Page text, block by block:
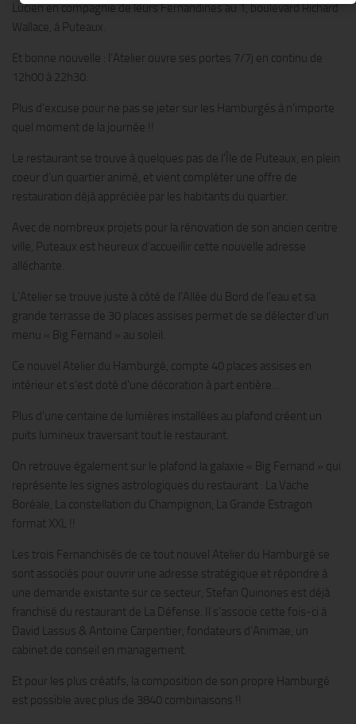
Lucien en compagnie de leurs Fernandines au 1, boulevard Richard
Wallace, à Puteaux.
Et bonne nouvelle : l’Atelier ouvre ses portes 7/7j en continu de
12h00 à 22h30.
Plus d’excuse pour ne pas se jeter sur les Hamburgés à n’importe
quel moment de la journée !!
Le restaurant se trouve à quelques pas de l’Île de Puteaux, en plein
coeur d’un quartier animé, et vient compléter une offre de
restauration déjà appréciée par les habitants du quartier.
Avec de nombreux projets pour la rénovation de son ancien centre
ville, Puteaux est heureux d’accueillir cette nouvelle adresse
alléchante.
L’Atelier se trouve juste à côté de l’Allée du Bord de l’eau et sa
grande terrasse de 30 places assises permet de se délecter d’un
menu « Big Fernand » au soleil.
Ce nouvel Atelier du Hamburgé, compte 40 places assises en
intérieur et s’est doté d’une décoration à part entière…
Plus d’une centaine de lumières installées au plafond créent un
puits lumineux traversant tout le restaurant.
On retrouve également sur le plafond la galaxie « Big Fernand » qui
représente les signes astrologiques du restaurant : La Vache
Boréale, La constellation du Champignon, La Grande Estragon
format XXL !!
Les trois Fernanchisés de ce tout nouvel Atelier du Hamburgé se
sont associés pour ouvrir une adresse stratégique et répondre à
une demande existante sur ce secteur, Stefan Quinones est déjà
franchisé du restaurant de La Défense. Il s’associe cette fois-ci à
David Lassus & Antoine Carpentier, fondateurs d’Animae, un
cabinet de conseil en management.
Et pour les plus créatifs, la composition de son propre Hamburgé
est possible avec plus de 3840 combinaisons !!